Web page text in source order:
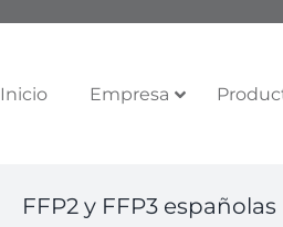
Inicio Empresa
FFP2 y FFP3 españolas